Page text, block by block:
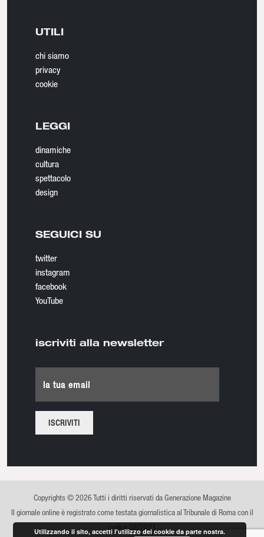
UTILI
chi siamo
privacy
cookie
LEGGI
dinamiche
cultura
spettacolo
design
SEGUICI SU
twitter
instagram
facebook
YouTube
iscriviti alla newsletter
la tua email
Copyrights © 2026 Tutti i diritti riservati da Generazione Magazine
Il giornale online è registrato come testata giornalistica al Tribunale di Roma con il
Utilizzando il sito, accetti l'utilizzo dei cookie da parte nostra.